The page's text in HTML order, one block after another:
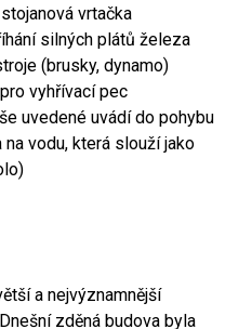
vrtačka
silných plátů železa
(brusky, dynamo)
vyhřívací pec
uvedené uvádí do pohybu
vodu, která slouží jako
a nejvýznamnější
zděná budova byla